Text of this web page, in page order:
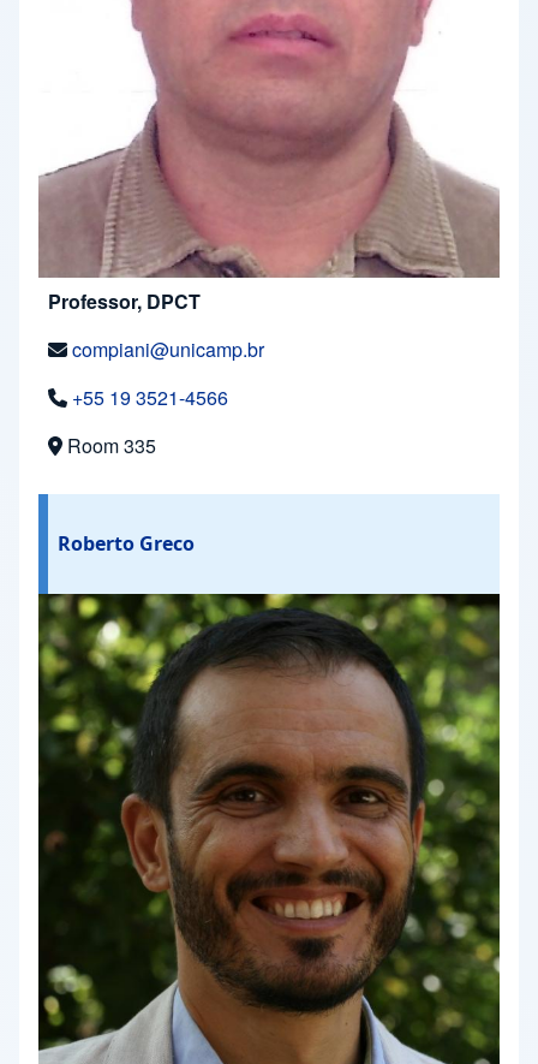
Professor, DPCT
compiani@unicamp.br
+55 19 3521-4566
Room 335
Roberto Greco